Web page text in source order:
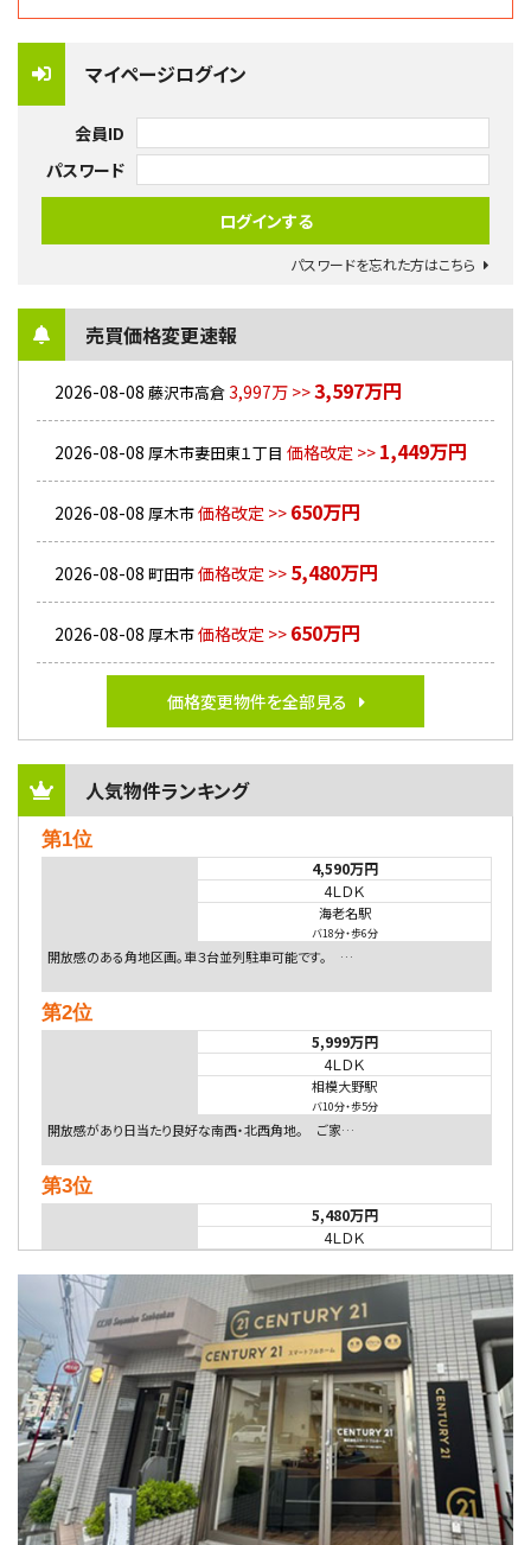
マイページログイン
会員ID
パスワード
パスワードを忘れた方はこちら
売買価格変更速報
2026-08-08 藤沢市高倉3,997万 >>3,597万円
2026-08-08 厚木市妻田東１丁目 価格改定 >> 1,449万円
2026-08-08 厚木市価格改定 >> 650万円
2026-08-08 町田市価格改定 >> 5,480万円
2026-08-08 厚木市価格改定 >> 650万円
価格変更物件を全部見る
人気物件ランキング
第1位
4,590万円
4ＬＤＫ
海老名駅
バ18分・歩6分
開放感のある角地区画。車３台並列駐車可能です。 …
第2位
5,999万円
4ＬＤＫ
相模大野駅
バ10分・歩5分
開放感があり日当たり良好な南西・北西角地。 ご家…
第3位
5,480万円
4ＬＤＫ
バ9分・歩4分
２０１５年６月築、積水ハウス施工住宅です。 南東…
第4位
4,080万円
4ＬＤＫ
淵野辺駅
歩17分
南側道路に面しており日当たり良好。 キッチンから…
第5位